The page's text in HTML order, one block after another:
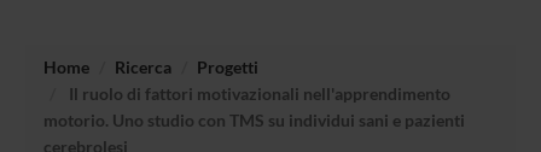
Home Ricerca
Progetti
Il ruolo di fattori motivazionali nell'apprendimento
motorio. Uno studio con TMS su individui sani e pazienti
cerebrolesi